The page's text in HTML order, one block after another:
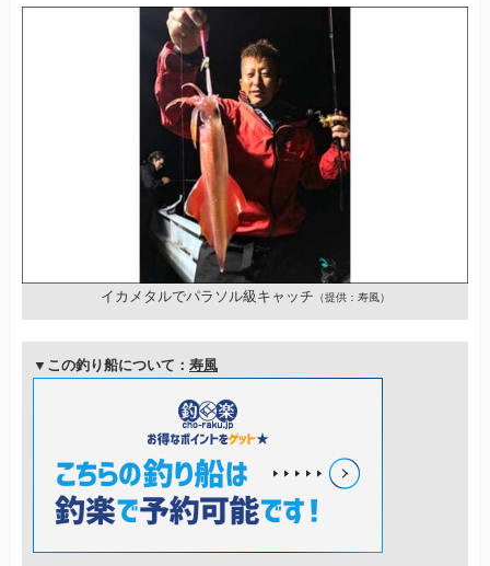
イカメタルでパラソル級キャッチ （提供：寿風）
▼この釣り船について： 寿風